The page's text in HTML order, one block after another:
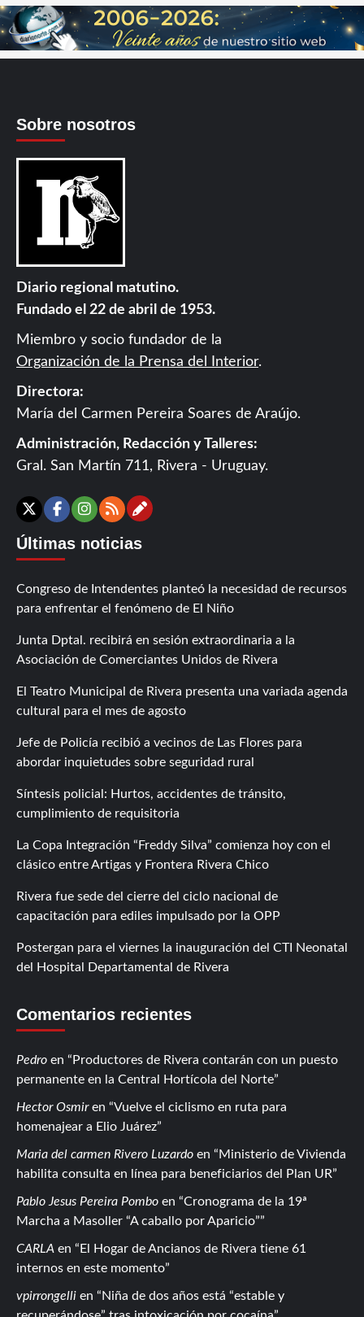
Sobre nosotros
Diario regional matutino.
Fundado el 22 de abril de 1953.
Miembro y socio fundador de la
Organización de la Prensa del Interior.
Directora:
María del Carmen Pereira Soares de Araújo.
Administración, Redacción y Talleres:
Gral. San Martín 711, Rivera - Uruguay.
X Facebook
Instagram
RSSContáctanos
Últimas noticias
Congreso de Intendentes planteó la necesidad de recursos
para enfrentar el fenómeno de El Niño
Junta Dptal. recibirá en sesión extraordinaria a la
Asociación de Comerciantes Unidos de Rivera
El Teatro Municipal de Rivera presenta una variada agenda
cultural para el mes de agosto
Jefe de Policía recibió a vecinos de Las Flores para
abordar inquietudes sobre seguridad rural
Síntesis policial: Hurtos, accidentes de tránsito,
cumplimiento de requisitoria
La Copa Integración “Freddy Silva” comienza hoy con el
clásico entre Artigas y Frontera Rivera Chico
Rivera fue sede del cierre del ciclo nacional de
capacitación para ediles impulsado por la OPP
Postergan para el viernes la inauguración del CTI Neonatal
del Hospital Departamental de Rivera
Comentarios recientes
Pedro en
Productores de Rivera contarán con un puesto
permanente en la Central Hortícola del Norte
Hector Osmiren
Vuelve el ciclismo en ruta para
homenajear a Elio Juárez
Maria del carmen Rivero Luzardo en
Ministerio de Vivienda
habilita consulta en línea para beneficiarios del Plan UR
Pablo Jesus Pereira Pombo en
Cronograma de la 19ª
Marcha a Masoller “A caballo por Aparicio”
CARLA en
El Hogar de Ancianos de Rivera tiene 61
internos en este momento
vpirrongelli en
Niña de dos años está “estable y